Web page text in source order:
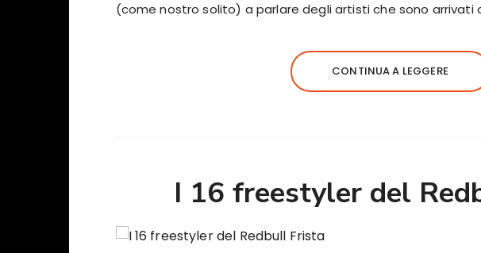
(come nostro solito) a parlare degli artisti che sono arrivati
CONTINUA A LEGGERE
I 16 freestyler del